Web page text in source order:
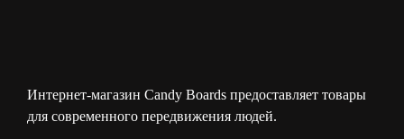
Интернет-магазин Candy Boards предоставляет товары
для современного передвижения людей.